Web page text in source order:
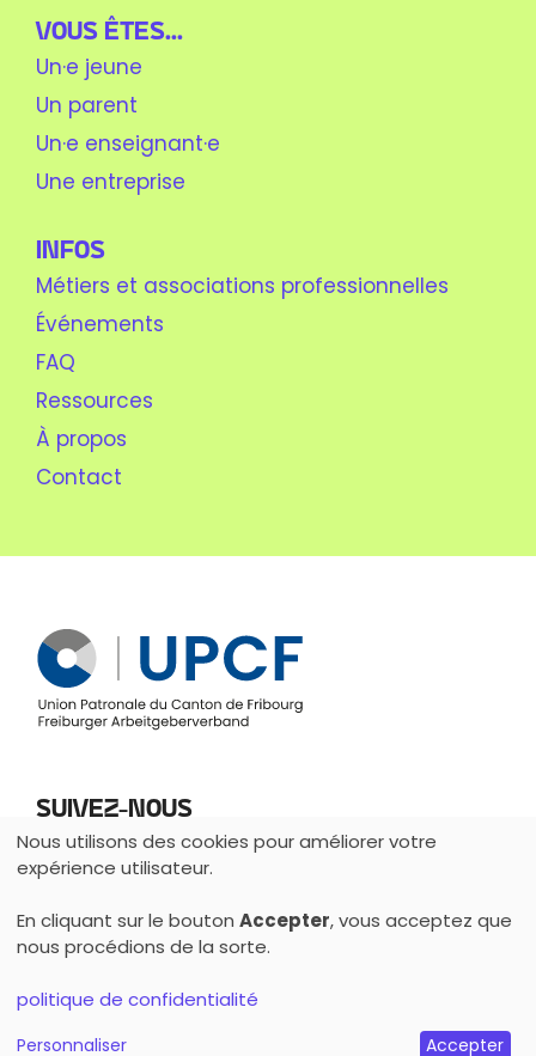
Vous êtes...
Un·e jeune
Un parent
Un·e enseignant·e
Une entreprise
Infos
Métiers et associations professionnelles
Événements
FAQ
Ressources
À propos
Contact
Suivez-nous
Français
© 2026 Apprentissage Fribourg ·
des données
Utilisation
données
personnelles
et
des
Nous utilisons des cookies pour améliorer votre
expérience utilisateur.
En cliquant sur le bouton Accepter, vous acceptez que
nous procédions de la sorte.
politique de confidentialité
Personnaliser Accepter